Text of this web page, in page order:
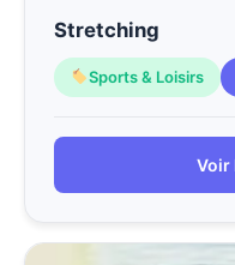
Stretching
Sports & Loisirs
Voir